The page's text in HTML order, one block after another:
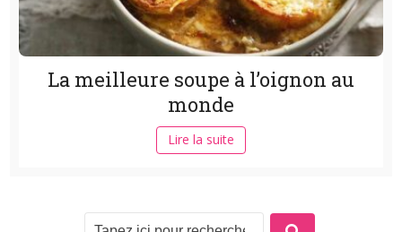
La meilleure soupe à l’oignon au
monde
Lire la suite